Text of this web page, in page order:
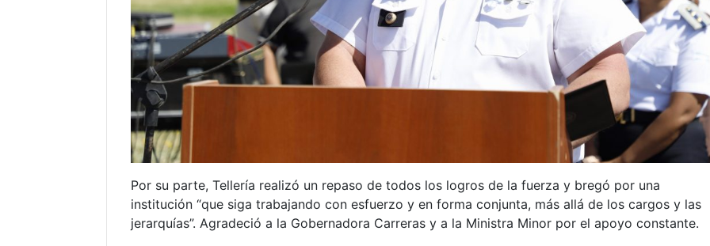
Por su parte, Tellería realizó un repaso de todos los logros de la fuerza y bregó por una
institución “que siga trabajando con esfuerzo y en forma conjunta, más allá de los cargos y las
jerarquías”. Agradeció a la Gobernadora Carreras y a la Ministra Minor por el apoyo constante.